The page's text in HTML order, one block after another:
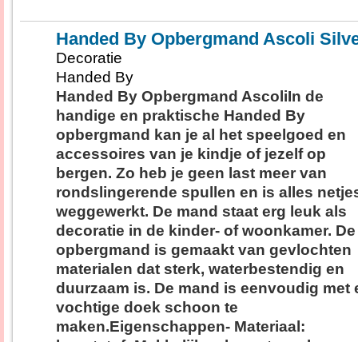
Handed By Opbergmand Ascoli
Decoratie
Handed By
Handed By Opbergmand AscoliIn de
handige en praktische Handed By
opbergmand kan je al het speelgoed en
accessoires van je kindje of jezelf op
bergen. Zo heb je geen last meer van
rondslingerende spullen en is alles
weggewerkt. De mand staat erg leuk als
decoratie in de kinder- of woonkamer. De
opbergmand is gemaakt van gevlochten
materialen dat sterk, waterbestendig en
duurzaam is. De mand is eenvoudig met
vochtige doek schoon te
maken.Eigenschappen- Materiaal: